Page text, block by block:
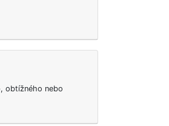
obtížného nebo